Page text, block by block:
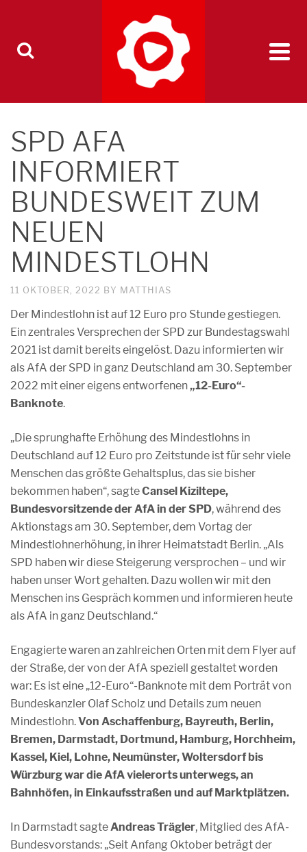
SPD AFA
INFORMIERT
BUNDESWEIT ZUM
NEUEN
MINDESTLOHN
11 OKTOBER, 2022 BY MATTHIAS
Der Mindestlohn ist auf 12 Euro pro Stunde gestiegen.
Ein zentrales Versprechen der SPD zur Bundestagswahl
2021 ist damit bereits eingelöst. Dazu informierten wir
als AfA der SPD in ganz Deutschland am 30. September
2022 mit einer eigens entworfenen„12-Euro“-
Banknote.
„Die sprunghafte Erhöhung des Mindestlohns in
Deutschland auf 12 Euro pro Zeitstunde ist für sehr viele
Menschen das größte Gehaltsplus, das sie bisher
bekommen haben“, sagteCansel Kiziltepe,
Bundesvorsitzende der AfA in der SPD, während des
Aktionstags am 30. September, dem Vortag der
Mindestlohnerhöhung, in ihrer Heimatstadt Berlin. „Als
SPD haben wir diese Steigerung versprochen – und wir
haben unser Wort gehalten. Dazu wollen wir mit den
Menschen ins Gespräch kommen und informieren heute
als AfA in ganz Deutschland.“
Engagierte waren an zahlreichen Orten mit dem Flyer auf
der Straße, der von der AfA speziell gestaltet worden
war: Es ist eine „12-Euro“-Banknote mit dem Porträt von
Bundeskanzler Olaf Scholz und Details zum neuen
Mindestlohn.Von Aschaffenburg, Bayreuth, Berlin,
Bremen, Darmstadt, Dortmund, Hamburg, Horchheim,
Kassel, Kiel, Lohne, Neumünster, Woltersdorf bis
Würzburg war die AfA vielerorts unterwegs, an
Bahnhöfen, in Einkaufsstraßen und auf Marktplätzen.
In Darmstadt sagteAndreas Trägler, Mitglied des AfA-
Bundesvorstands: „Seit Anfang Oktober beträgt der